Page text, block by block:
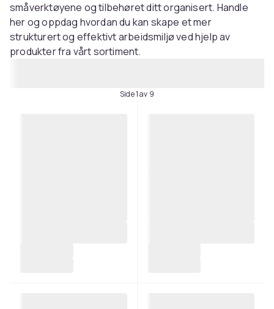
småverktøyene og tilbehøret ditt organisert. Handle
her og oppdag hvordan du kan skape et mer
strukturert og effektivt arbeidsmiljø ved hjelp av
produkter fra vårt sortiment.
Side 1 av 9